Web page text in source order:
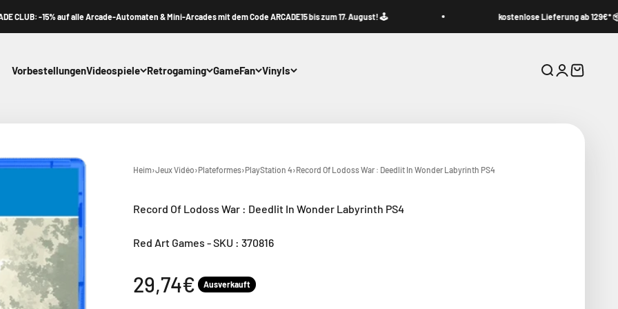
CLUB: -15% auf alle Arcade-Automaten & Mini-Arcades mit dem Code ARCADE15 bis zum 17. August! 🕹️ kostenlose Lieferung ab 129€* 📦
VorbestellungenVideospiele Retrogaming GameFan Vinyls
SucheAnmelden
Heim›Jeux Vidéo›Plateformes›PlayStation 4›Record Of Lodoss War : Deedlit In Wonder Labyrinth PS4
Record Of Lodoss War : Deedlit In Wonder Labyrinth PS4
Red Art Games -SKU : 370816
Angebot
29,74€ Ausverkauft